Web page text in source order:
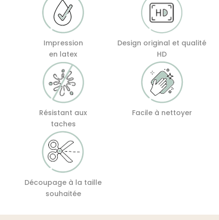
Impression
en latex
Design original et qualité
HD
Résistant aux
taches
Facile à nettoyer
Découpage à la taille
souhaitée